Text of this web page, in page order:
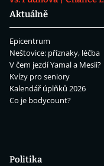
Aktuálně
Epicentrum
Neštovice: příznaky, léčba
V čem jezdí Yamal a Mesii?
Kvízy pro seniory
Kalendář úplňků 2026
Co je bodycount?
Politika